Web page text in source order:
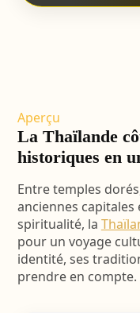
Aperçu
La Thaïlande
historiques en
Entre temples
anciennes
spiritualité, la
pour un voyage
identité, ses
prendre en compte.